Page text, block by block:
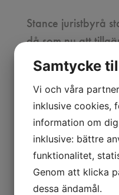
Stance juristbyrå
då som nu att
avdramatisera
ärenden har vi
Juristjouren.
svara på
ett inledande
12 års tid varit
dagligen emot ca
Samtycke
Vi och våra
inklusive cookies,
information om
inklusive: bättre
funktionalitet,
Genom att klicka
dessa ändamål.